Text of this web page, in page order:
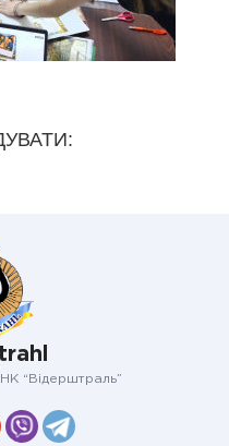
“Відерштраль”